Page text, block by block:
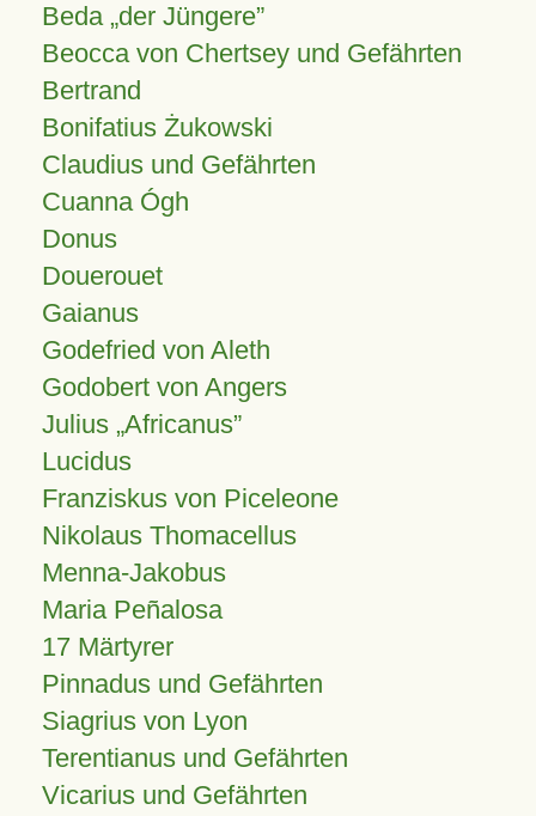
Beda „der Jüngere”
Beocca von Chertsey und Gefährten
Bertrand
Bonifatius Żukowski
Claudius und Gefährten
Cuanna Ógh
Donus
Douerouet
Gaianus
Godefried von Aleth
Godobert von Angers
Julius Africanus
Lucidus
Franziskus von Piceleone
Nikolaus Thomacellus
Menna-Jakobus
Maria Peñalosa
17 Märtyrer
Pinnadus und Gefährten
Siagrius von Lyon
Terentianus und Gefährten
Vicarius und Gefährten